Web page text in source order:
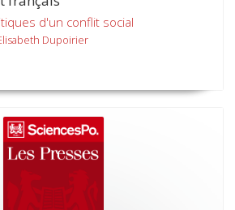
d'un conflit social
Dupoirier